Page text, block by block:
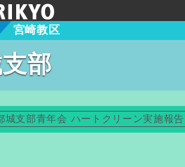
宮崎教区
部
城支部青年会 ハートクリーン実施報告